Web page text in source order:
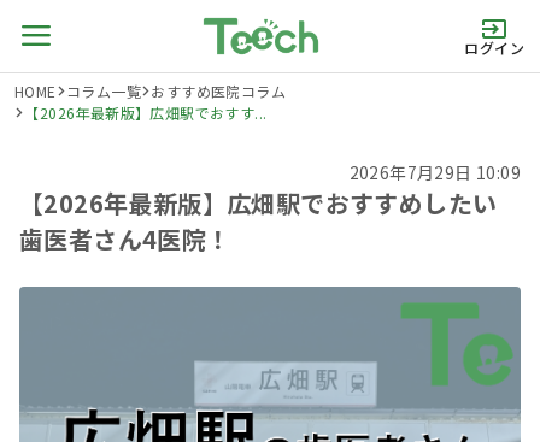
ログイン
HOME コラム一覧 おすすめ医院コラム
【2026年最新版】広畑駅でおすす...
2026年7月29日 10:09
【2026年最新版】広畑駅でおすすめしたい
歯医者さん4医院！